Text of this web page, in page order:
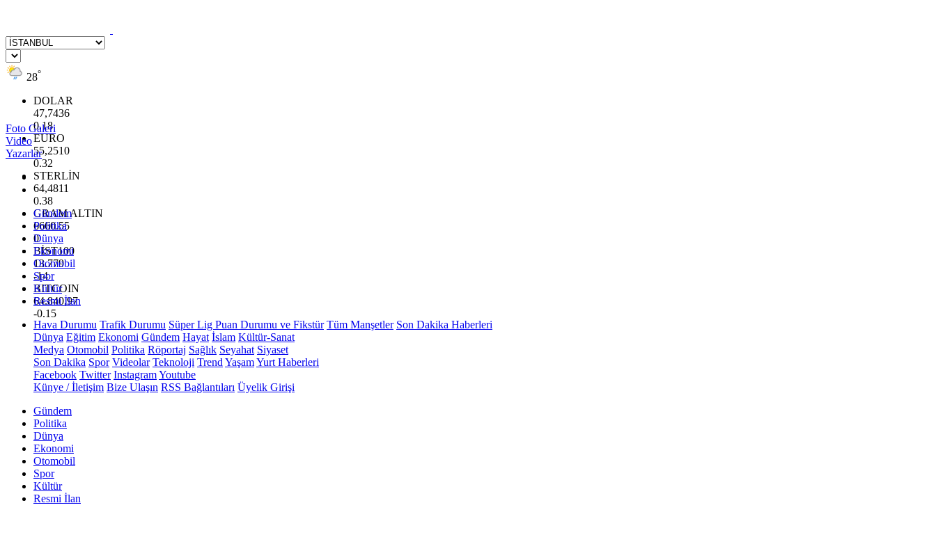
28°
DOLAR
47,7436
0.18
EURO
55,2510
0.32
STERLİN
64,4811
0.38
GRAM ALTIN
6660.55
0
BİST100
13.779
-14
BITCOIN
64.840,97
-0.15
Foto Galeri
Video
Yazarlar
Gündem
Politika
Dünya
Ekonomi
Otomobil
Spor
Kültür
Resmi İlan
Hava Durumu Trafik Durumu Süper Lig Puan Durumu ve Fikstür Tüm Manşetler Son Dakika Haberleri
Dünya Eğitim Ekonomi Gündem Hayat İslam Kültür-Sanat
Medya Otomobil Politika Röportaj Sağlık Seyahat Siyaset
Son Dakika Spor Videolar Teknoloji Trend YaşamYurt Haberleri
Facebook Twitter InstagramYoutube
Künye / İletişim Bize Ulaşın RSS Bağlantıları Üyelik Girişi
Gündem
Politika
Dünya
Ekonomi
Otomobil
Spor
Kültür
Resmi İlan